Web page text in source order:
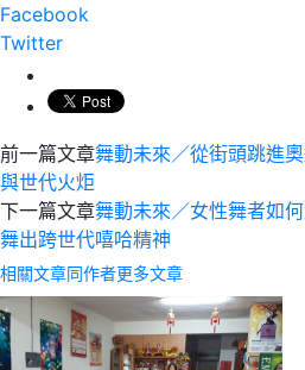
Facebook
Twitter
前一篇文章舞動未來／從街頭跳進
與世代火炬
下一篇文章舞動未來／女性舞者如
舞出跨世代嘻哈精神
相關文章同作者更多文章